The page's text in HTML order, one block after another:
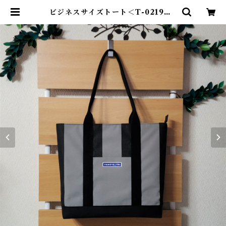
ビジネスサイズトート＜T-0219＞ |